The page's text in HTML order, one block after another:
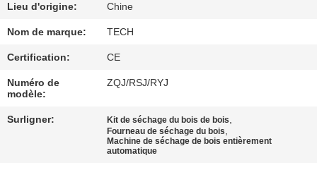
DE
QUALITÉ
CONTACTEZ-
NOUS
NOUVELLES
Lieu d'origine: Chine
Nom de marque: TECH
Certification: CE
Numéro de
modèle:
ZQJ/RSJ/RYJ
Surligner: Kit de séchage du bois de bois,
Fourneau de séchage du bois,
Machine de séchage de bois entièrement
automatique